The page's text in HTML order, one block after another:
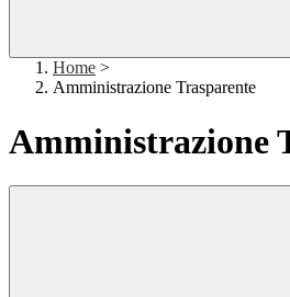
Home >
Amministrazione Trasparente
Amministrazione